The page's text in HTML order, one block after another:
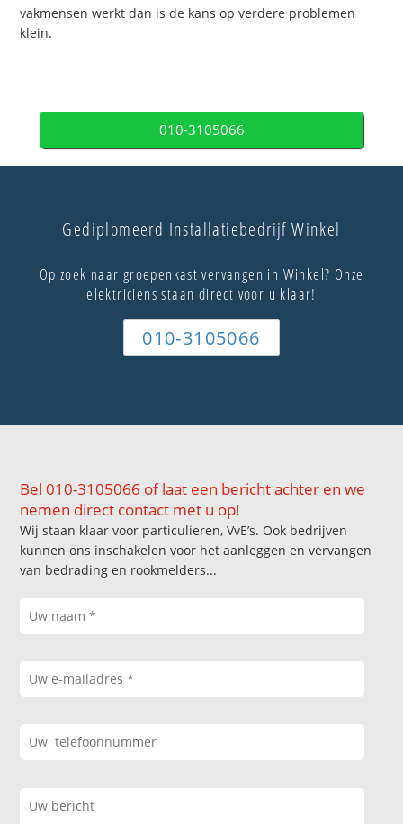
vakmensen werkt dan is de kans op verdere problemen
klein.
010-3105066
Gediplomeerd Installatiebedrijf Winkel
Op zoek naar groepenkast vervangen in Winkel? Onze
elektriciens staan direct voor u klaar!
010-3105066
Bel 010-3105066 of laat een bericht achter en we
nemen direct contact met u op!
Wij staan klaar voor particulieren, VvE’s. Ook bedrijven
kunnen ons inschakelen voor het aanleggen en vervangen
van bedrading en rookmelders...